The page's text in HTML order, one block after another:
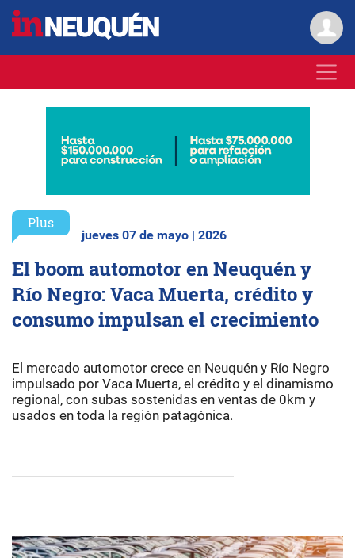
Plus
jueves 07 de mayo | 2026
El boom automotor en Neuquén y
Río Negro: Vaca Muerta, crédito y
consumo impulsan el crecimiento
El mercado automotor crece en Neuquén y Río Negro
impulsado por Vaca Muerta, el crédito y el dinamismo
regional, con subas sostenidas en ventas de 0km y
usados en toda la región patagónica.